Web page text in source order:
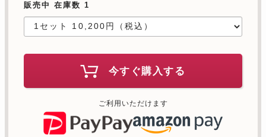
販売中 在庫数 1
今すぐ購入する
ご利用いただけます